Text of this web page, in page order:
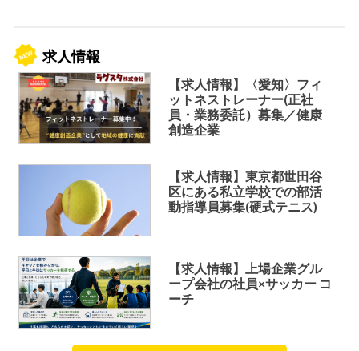
求人情報
【求人情報】〈愛知〉フィ
ットネストレーナー(正社
員・業務委託）募集／健康
創造企業
【求人情報】東京都世田谷
区にある私立学校での部活
動指導員募集(硬式テニス)
【求人情報】上場企業グル
ープ会社の社員×サッカー コ
ーチ